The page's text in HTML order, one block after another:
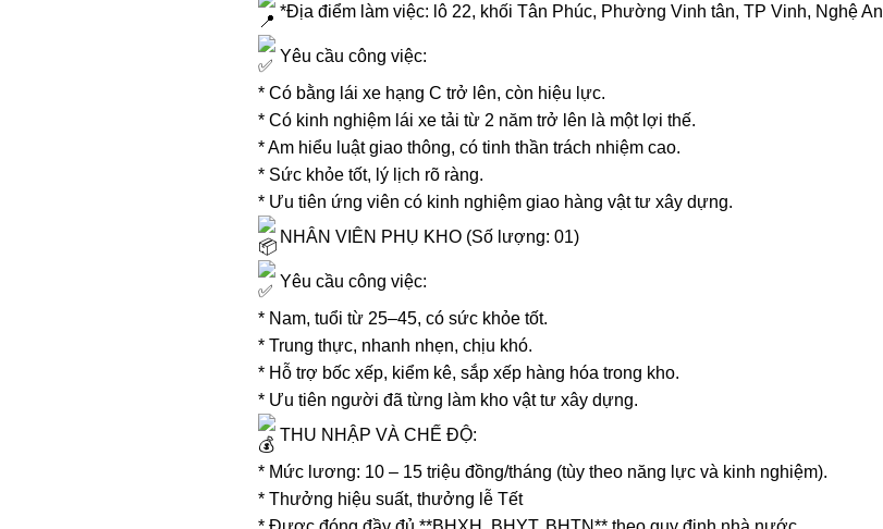
*Địa điểm làm việc: lô 22, khối Tân Phúc, Phường Vinh tân, TP Vinh, Nghệ An
Yêu cầu công việc:
* Có bằng lái xe hạng C trở lên, còn hiệu lực.
* Có kinh nghiệm lái xe tải từ 2 năm trở lên là một lợi thế.
* Am hiểu luật giao thông, có tinh thần trách nhiệm cao.
* Sức khỏe tốt, lý lịch rõ ràng.
* Ưu tiên ứng viên có kinh nghiệm giao hàng vật tư xây dựng.
NHÂN VIÊN PHỤ KHO (Số lượng: 01)
Yêu cầu công việc:
* Nam, tuổi từ 25–45, có sức khỏe tốt.
* Trung thực, nhanh nhẹn, chịu khó.
* Hỗ trợ bốc xếp, kiểm kê, sắp xếp hàng hóa trong kho.
* Ưu tiên người đã từng làm kho vật tư xây dựng.
THU NHẬP VÀ CHẾ ĐỘ:
* Mức lương: 10 – 15 triệu đồng/tháng (tùy theo năng lực và kinh nghiệm).
* Thưởng hiệu suất, thưởng lễ Tết